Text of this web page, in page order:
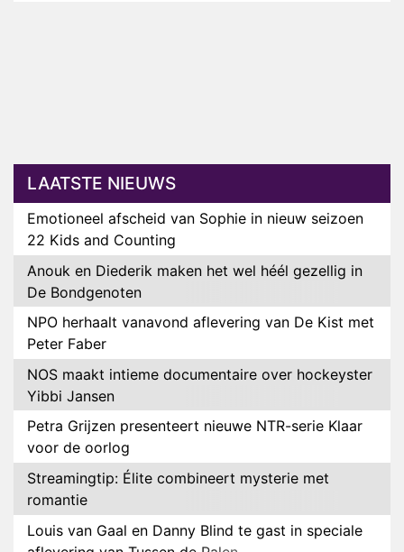
LAATSTE NIEUWS
Emotioneel afscheid van Sophie in nieuw seizoen
22 Kids and Counting
Anouk en Diederik maken het wel héél gezellig in
De Bondgenoten
NPO herhaalt vanavond aflevering van De Kist met
Peter Faber
NOS maakt intieme documentaire over hockeyster
Yibbi Jansen
Petra Grijzen presenteert nieuwe NTR-serie Klaar
voor de oorlog
Streamingtip: Élite combineert mysterie met
romantie
Louis van Gaal en Danny Blind te gast in speciale